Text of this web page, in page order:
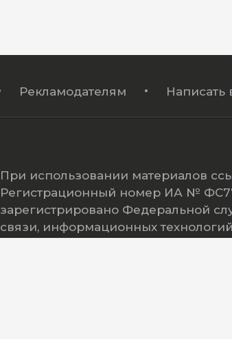
Рекламодателям Написать
При использовании материалов
Регистрационный номер ИА №
зарегистрировано Федеральной
связи, информационных